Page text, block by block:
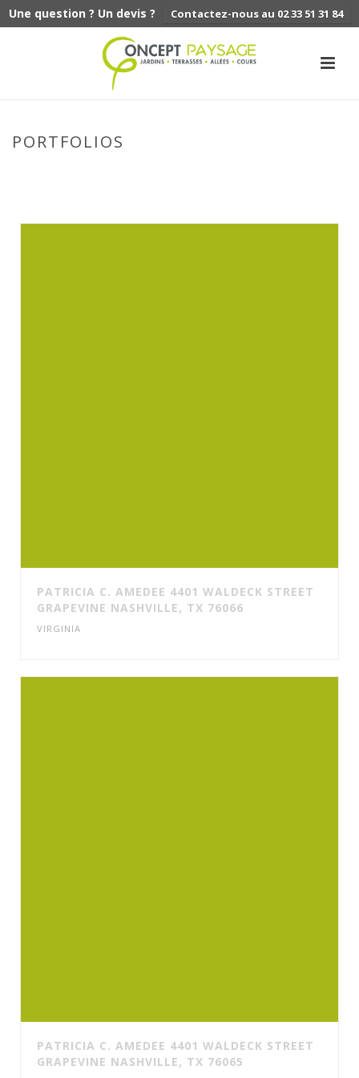
Une question ? Un devis ? Contactez-nous au 02 33 51 31 84
PORTFOLIOS
PATRICIA C. AMEDEE 4401 WALDECK STREET
GRAPEVINE NASHVILLE, TX 76066
VIRGINIA
PATRICIA C. AMEDEE 4401 WALDECK STREET
GRAPEVINE NASHVILLE, TX 76065